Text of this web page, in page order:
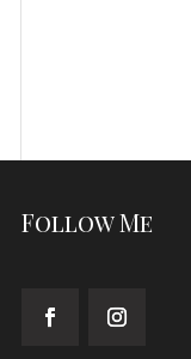
Follow Me